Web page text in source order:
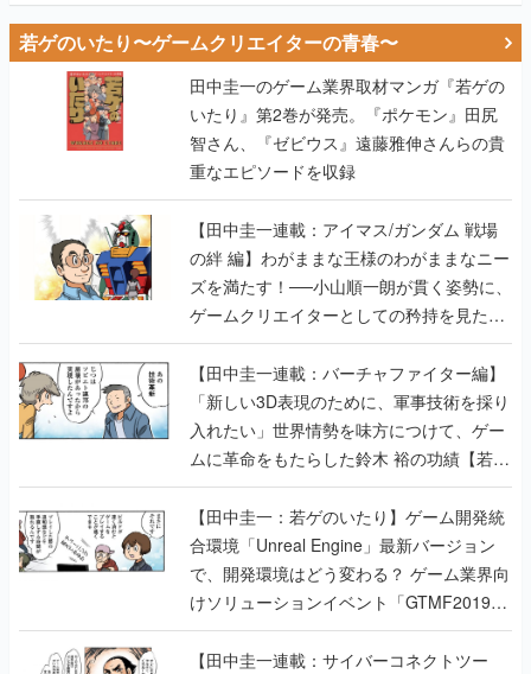
若ゲのいたり〜ゲームクリエイターの青春〜
田中圭一のゲーム業界取材マンガ『若ゲの
いたり』第2巻が発売。『ポケモン』田尻
智さん、『ゼビウス』遠藤雅伸さんらの貴
重なエピソードを収録
【田中圭一連載：アイマス/ガンダム 戦場
の絆 編】わがままな王様のわがままなニー
ズを満たす！──小山順一朗が貫く姿勢に、
ゲームクリエイターとしての矜持を見た
【若ゲのいたり最終回】
【田中圭一連載：バーチャファイター編】
「新しい3D表現のために、軍事技術を採り
入れたい」世界情勢を味方につけて、ゲー
ムに革命をもたらした鈴木 裕の功績【若ゲ
のいたり】
【田中圭一：若ゲのいたり】ゲーム開発統
合環境「Unreal Engine」最新バージョン
で、開発環境はどう変わる？ ゲーム業界向
けソリューションイベント「GTMF2019」
に行って、より理解を深めよう【PR】
【田中圭一連載：サイバーコネクトツー